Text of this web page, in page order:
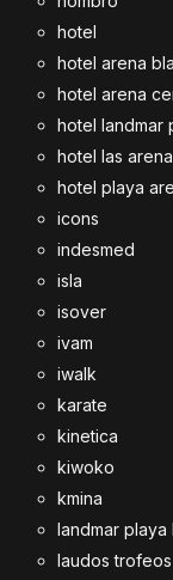
hotel
hotel arena
hotel arena
hotel landmar
hotel las
hotel playa
icons
indesmed
isla
isover
ivam
iwalk
karate
kinetica
kiwoko
kmina
landmar playa
laudos trofeos